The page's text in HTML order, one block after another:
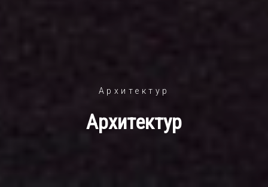
Архитектур
Архитектур